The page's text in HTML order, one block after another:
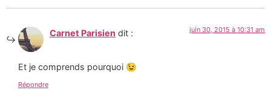
Carnet Parisien dit : juin 30, 2015 à 10:31 am
Et je comprends pourquoi 😉
Répondre